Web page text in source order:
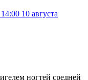
14:00 10 августа
ногтей средней